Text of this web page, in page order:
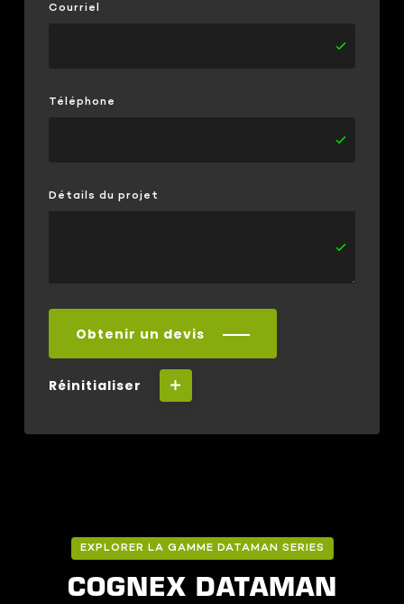
Courriel
Téléphone
Détails du projet
Obtenir un devis
Réinitialiser
EXPLORER LA GAMME DATAMAN SERIES
COGNEX DATAMAN